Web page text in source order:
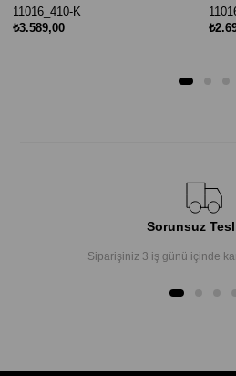
11016_410-K
₺3.589,00
Sorunsuz
Siparişiniz 3 iş günü içinde